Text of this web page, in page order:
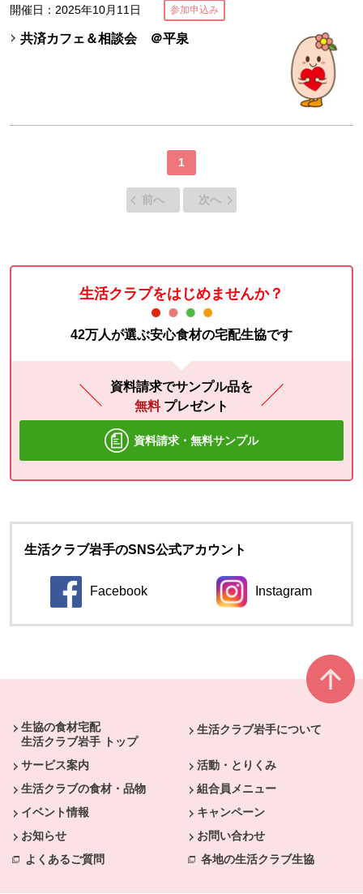
開催日：2025年10月11日 参加申込み
共済カフェ＆相談会 ＠平泉
1
前へ 次へ
生活クラブをはじめませんか？
42万人が選ぶ安心食材の宅配生協です
資料請求でサンプル品を
無料 プレゼント
資料請求・無料サンプル
生活クラブ岩手のSNS公式アカウント
Facebook Instagram
生協の食材宅配
生活クラブ岩手 トップ
生活クラブ岩手について
サービス案内
活動・とりくみ
生活クラブの食材・品物
組合員メニュー
イベント情報
キャンペーン
お知らせ
お問い合わせ
よくあるご質問
各地の生活クラブ生協